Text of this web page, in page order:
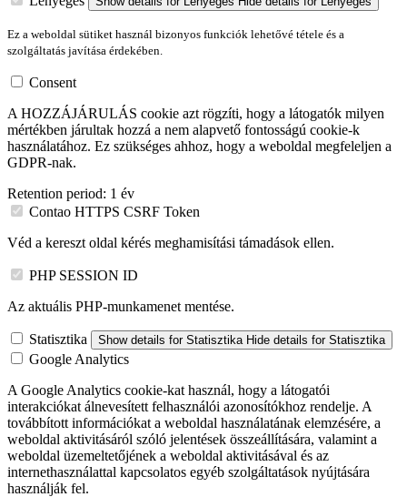
Ez a weboldal sütiket használ bizonyos funkciók lehetővé tétele és a
szolgáltatás javítása érdekében.
Consent
A HOZZÁJÁRULÁS cookie azt rögzíti, hogy a látogatók milyen
mértékben járultak hozzá a nem alapvető fontosságú cookie-k
használatához. Ez szükséges ahhoz, hogy a weboldal megfeleljen a
GDPR-nak.
Retention period: 1 év
Contao HTTPS CSRF Token
Véd a kereszt oldal kérés meghamisítási támadások ellen.
PHP SESSION ID
Az aktuális PHP-munkamenet mentése.
Statisztika Show details for Statisztika Hide details for Statisztika
Google Analytics
A Google Analytics cookie-kat használ, hogy a látogatói
interakciókat álnevesített felhasználói azonosítókhoz rendelje. A
továbbított információkat a weboldal használatának elemzésére, a
weboldal aktivitásáról szóló jelentések összeállítására, valamint a
weboldal üzemeltetőjének a weboldal aktivitásával és az
internethasználattal kapcsolatos egyéb szolgáltatások nyújtására
használják fel.